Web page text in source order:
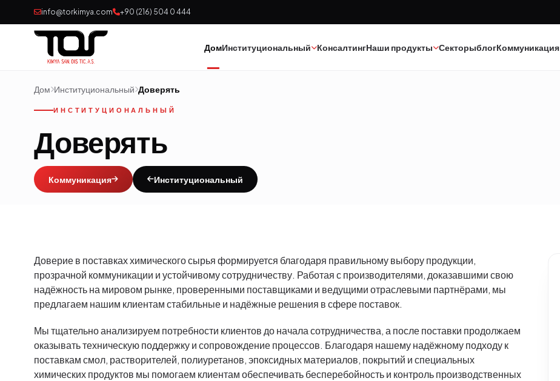
info@torkimya.com +90 (216) 504 0 444
ДомИнституциональный КонсалтингНаши продукты СекторыблогКоммуникация
Дом Институциональный Доверять
ИНСТИТУЦИОНАЛЬНЫЙ
Доверять
Коммуникация Институциональный
Доверие в поставках химического сырья формируется благодаря правильному выбору продукции,
прозрачной коммуникации и устойчивому сотрудничеству. Работая с производителями, доказавшими свою
надёжность на мировом рынке, проверенными поставщиками и ведущими отраслевыми партнёрами, мы
предлагаем нашим клиентам стабильные и надёжные решения в сфере поставок.
Мы тщательно анализируем потребности клиентов до начала сотрудничества, а после поставки продолжаем
оказывать техническую поддержку и сопровождение процессов. Благодаря нашему надёжному подходу к
поставкам смол, растворителей, полиуретанов, эпоксидных материалов, покрытий и специальных
химических продуктов мы помогаем клиентам обеспечивать бесперебойность и контроль производственных